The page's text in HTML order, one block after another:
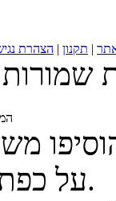
| תקנון | הצהרת
על כפתור מועדפים במשחק.